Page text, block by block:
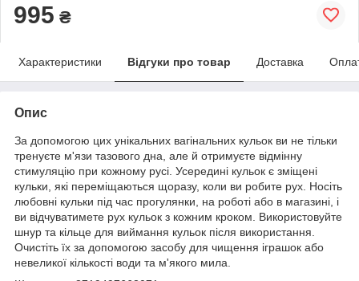
995 ₴
Характеристики Відгуки про товар Доставка
Опис
За допомогою цих унікальних вагінальних кульок ви не тільки
тренуєте м'язи тазового дна, але й отримуєте відмінну
стимуляцію при кожному русі. Усередині кульок є зміщені
кульки, які переміщаються щоразу, коли ви робите рух. Носіть
любовні кульки під час прогулянки, на роботі або в магазині, і
ви відчуватимете рух кульок з кожним кроком. Використовуйте
шнур та кільце для виймання кульок після використання.
Очистіть їх за допомогою засобу для чищення іграшок або
невеликої кількості води та м'якого мила.